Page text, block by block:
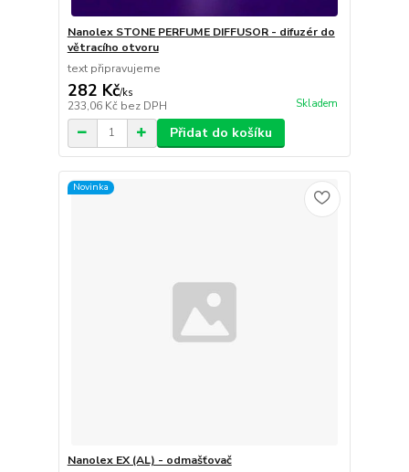
Nanolex STONE PERFUME DIFFUSOR - difuzér do
větracího otvoru
text připravujeme
282 Kč/ks
233,06 Kč bez DPH Skladem
Přidat do košíku
Novinka
Nanolex EX (AL) - odmašťovač